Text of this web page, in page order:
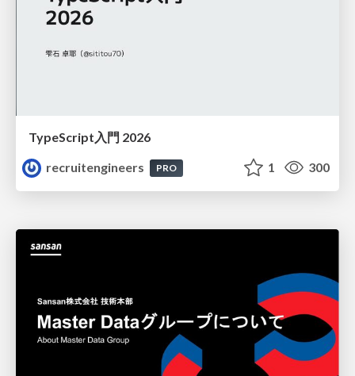
TypeScript入門 2026
recruitengineers
PRO 1 300